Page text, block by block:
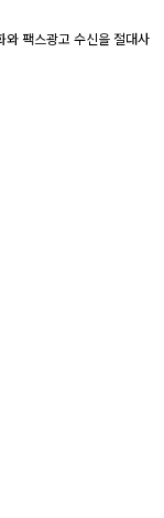
팩스광고 수신을 절대사